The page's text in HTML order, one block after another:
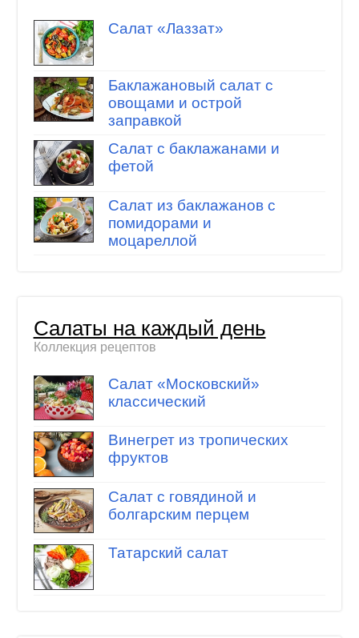
Салат «Лаззат»
Баклажановый салат с
овощами и острой
заправкой
Салат с баклажанами и
фетой
Салат из баклажанов с
помидорами и
моцареллой
Салаты на каждый день
Коллекция рецептов
Салат «Московский»
классический
Винегрет из тропических
фруктов
Салат с говядиной и
болгарским перцем
Татарский салат